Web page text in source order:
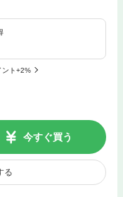
ント+2%
今すぐ買う
る